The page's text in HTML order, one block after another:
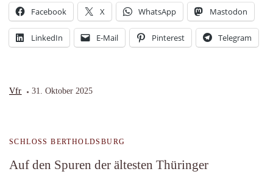
Facebook X WhatsApp Mastodon
LinkedIn E-Mail Pinterest Telegram
Vfr 31. Oktober 2025
SCHLOSS BERTHOLDSBURG
Auf den Spuren der ältesten Thüringer